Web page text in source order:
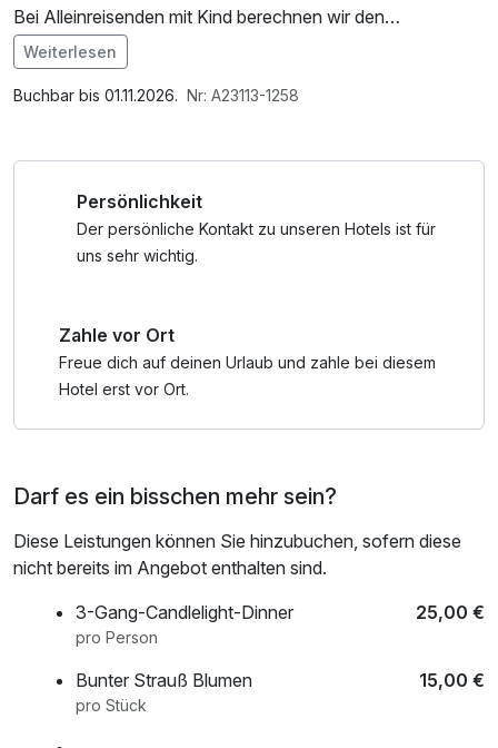
Bei Alleinreisenden mit Kind berechnen wir den
Einzelzimmerzuschlag plus den Kinderpreis.
*Der Kinderpreis beträgt pro Kind von 2-13 Jahre im
Programm Kinderpreis" aus. Im letzten Buchungsschritt
geben Sie Ihre Kinder mit Namen und Alter im
Bemerkungsfeld ein.
Der Movie Park Germany in Bottrop-Kirchhellen ist
Europas einzigartiger Entertainment-Park, der sich mit über
40 Attraktionen und Shows ganz der Filmwelt widmet.
Das Sea Life Oberhausen zeigt die Faszination der
heimischen Unterwasserwelt. Zu sehen gibt es über
20.000 Meeresbewohner aus mehr als 100 verschiedenen
Arten von Muscheln über farbenprächtige Seesterne,
verschiedenen Haiarten. Ihre Lebensräume sind in den 40
Becken naturgetreu nachgebildet. Besonderes Hai-Light ist
Im Angebot enthalten
W-LAN Nutzung / Internetnutzung, Nutzung Öffentliches
Weiterlesen
Buchbar bis 01.11.2026. Nr: A23113-1258
Persönlichkeit
Der persönliche Kontakt zu unseren Hotels ist für
uns sehr wichtig.
Zahle vor Ort
Freue dich auf deinen Urlaub und zahle bei diesem
Hotel erst vor Ort.
Darf es ein bisschen mehr sein?
Diese Leistungen können Sie hinzubuchen, sofern diese
nicht bereits im Angebot enthalten sind.
3-Gang-Candlelight-Dinner
25,00 €
pro Person
Bunter Strauß Blumen 15,00 €
pro Stück